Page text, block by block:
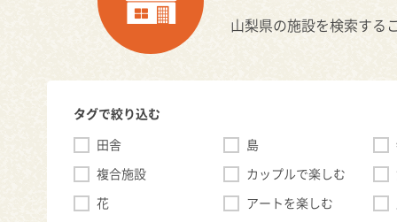
山梨県の施設を検索する
タグで絞り込む
田舎
島
複合施設
カップルで楽しむ
花
アートを楽しむ